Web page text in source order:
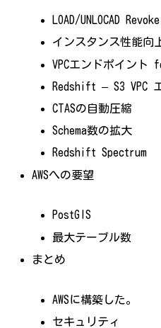
LOAD/UNLOCAD Revoke
インスタンス性能向
VPCエンドポイント
Redshift – S3 VPC
CTASの自動圧縮
Schema数の拡大
Redshift Spectrum
AWSへの要望
PostGIS
最大テーブル数
まとめ
AWSに構築した。
セキュリティ